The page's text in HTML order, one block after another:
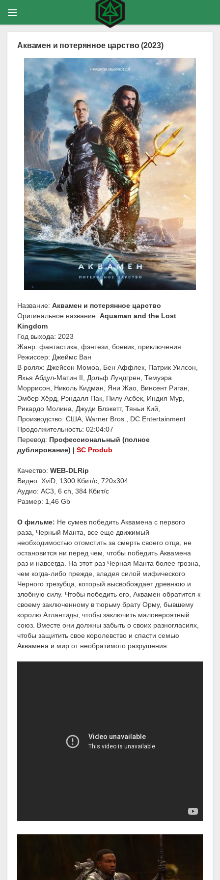
Аквамен и потерянное царство (2023)
Название: Аквамен и потерянное царство
Оригинальное название: Aquaman and the Lost
Kingdom
Год выхода: 2023
Жанр: фантастика, фэнтези, боевик, приключения
Режиссер: Джеймс Ван
В ролях: Джейсон Момоа, Бен Аффлек, Патрик Уилсон,
Яхья Абдул-Матин II, Дольф Лундгрен, Темуэра
Моррисон, Николь Кидман, Яни Жао, Винсент Риган,
Эмбер Хёрд, Рэндалл Пак, Пилу Асбек, Индия Мур,
Рикардо Молина, Джуди Блэкетт, Тяньи Кий,
Производство: США, Warner Bros., DC Entertainment
Продолжительность: 02:04:07
Перевод: Профессиональный (полное
дублирование) | SC Produb
Качество: WEB-DLRip
Видео: XviD, 1300 Кбит/с, 720x304
Аудио: AC3, 6 ch, 384 Кбит/с
Размер: 1,46 Gb
О фильме: Не сумев победить Аквамена с первого
раза, Черный Манта, все еще движимый
необходимостью отомстить за смерть своего отца, не
остановится ни перед чем, чтобы победить Аквамена
раз и навсегда. На этот раз Черная Манта более грозна,
чем когда-либо прежде, владея силой мифического
Черного трезубца, который высвобождает древнюю и
злобную силу. Чтобы победить его, Аквамен обратится к
своему заключенному в тюрьму брату Орму, бывшему
королю Атлантиды, чтобы заключить маловероятный
союз. Вместе они должны забыть о своих разногласиях,
чтобы защитить свое королевство и спасти семью
Аквамена и мир от необратимого разрушения.